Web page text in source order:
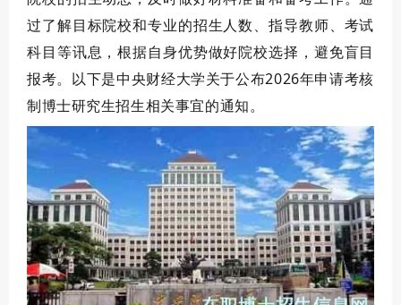
过了解目标院校和专业的招生人数、指导教师、考试
科目等讯息，根据自身优势做好院校选择，避免盲目
报考。以下是中央财经大学关于公布2026年申请考核
制博士研究生招生相关事宜的通知。